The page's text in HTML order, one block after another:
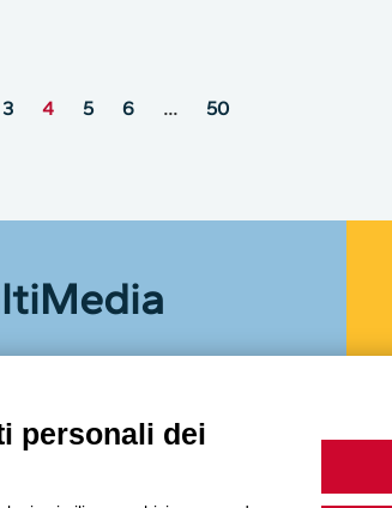
3 4 5 6 … 50
personali dei